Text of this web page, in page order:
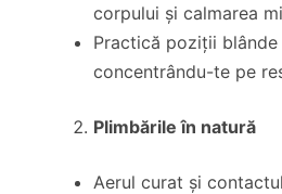
corpului și calmarea
Practică poziții
concentrându-te pe
Plimbările în natură
Aerul curat și